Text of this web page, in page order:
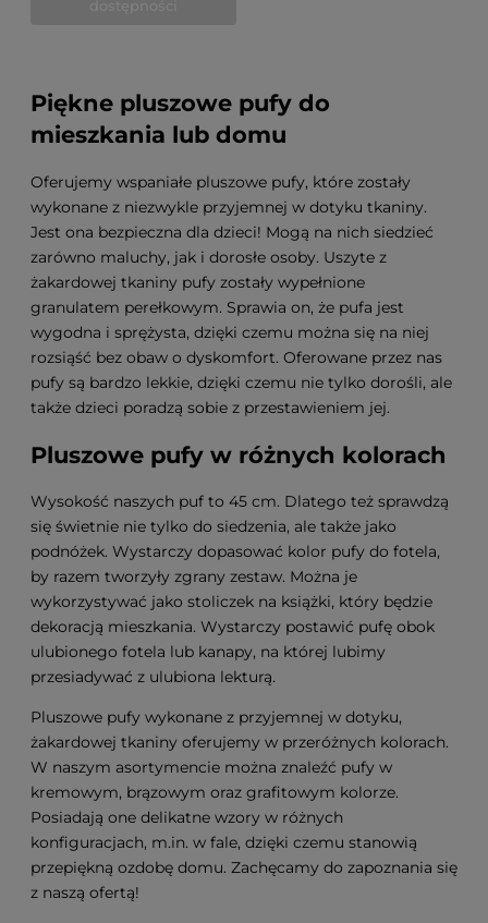
Piękne pluszowe pufy do
mieszkania lub domu
Oferujemy wspaniałe pluszowe pufy, które zostały
wykonane z niezwykle przyjemnej w dotyku tkaniny.
Jest ona bezpieczna dla dzieci! Mogą na nich siedzieć
zarówno maluchy, jak i dorosłe osoby. Uszyte z
żakardowej tkaniny pufy zostały wypełnione
granulatem perełkowym. Sprawia on, że pufa jest
wygodna i sprężysta, dzięki czemu można się na niej
rozsiąść bez obaw o dyskomfort. Oferowane przez nas
pufy są bardzo lekkie, dzięki czemu nie tylko dorośli, ale
także dzieci poradzą sobie z przestawieniem jej.
Pluszowe pufy w różnych kolorach
Wysokość naszych puf to 45 cm. Dlatego też sprawdzą
się świetnie nie tylko do siedzenia, ale także jako
podnóżek. Wystarczy dopasować kolor pufy do fotela,
by razem tworzyły zgrany zestaw. Można je
wykorzystywać jako stoliczek na książki, który będzie
dekoracją mieszkania. Wystarczy postawić pufę obok
ulubionego fotela lub kanapy, na której lubimy
przesiadywać z ulubiona lekturą.
Pluszowe pufy wykonane z przyjemnej w dotyku,
żakardowej tkaniny oferujemy w przeróżnych kolorach.
W naszym asortymencie można znaleźć pufy w
kremowym, brązowym oraz grafitowym kolorze.
Posiadają one delikatne wzory w różnych
konfiguracjach, m.in. w fale, dzięki czemu stanowią
przepiękną ozdobę domu. Zachęcamy do zapoznania się
z naszą ofertą!